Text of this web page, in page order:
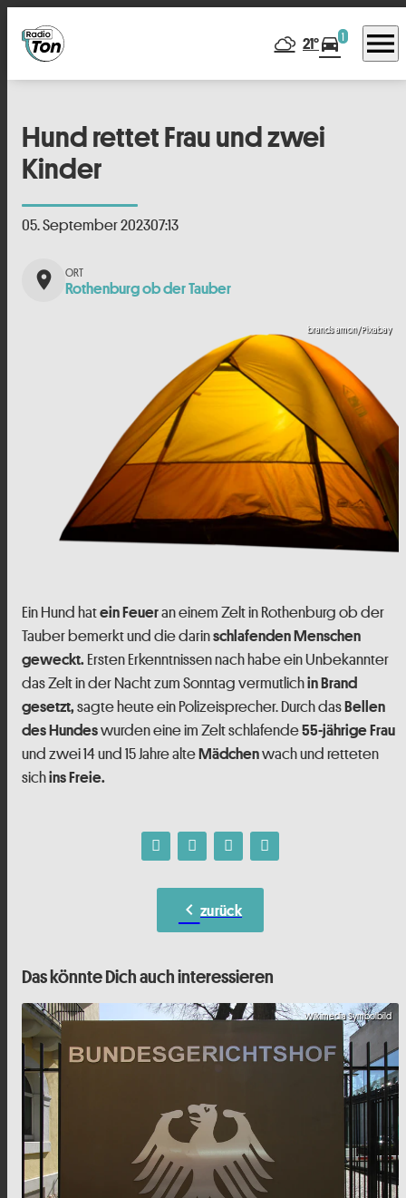
21°directions_car1 menu
Hund rettet Frau und zwei
Kinder
05. September 202307:13
place Rothenburg ob der Tauber
brands amon/Pixabay
Ein Hund hatein Feueran einem Zelt in Rothenburg ob der
Tauber bemerkt und die darinschlafenden Menschen
geweckt. Ersten Erkenntnissen nach habe ein Unbekannter
das Zelt in der Nacht zum Sonntag vermutlichin Brand
gesetzt, sagte heute ein Polizeisprecher. Durch dasBellen
des Hundeswurden eine im Zelt schlafende55-jährige Frau
und zwei 14 und 15 Jahre alteMädchenwach und retteten
sichins Freie.
chevron_left zurück
Das könnte Dich auch interessieren
Wikimedia Symbolbild